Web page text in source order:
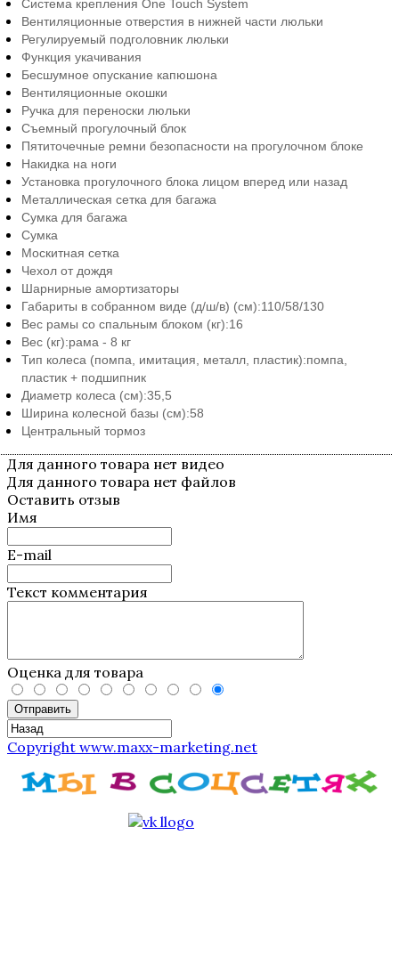
Система крепления One Touch System
Вентиляционные отверстия в нижней части люльки
Регулируемый подголовник люльки
Функция укачивания
Бесшумное опускание капюшона
Вентиляционные окошки
Ручка для переноски люльки
Съемный прогулочный блок
Пятиточечные ремни безопасности на прогулочном блоке
Накидка на ноги
Установка прогулочного блока лицом вперед или назад
Металлическая сетка для багажа
Сумка для багажа
Сумка
Москитная сетка
Чехол от дождя
Шарнирные амортизаторы
Габариты в собранном виде (д/ш/в) (см):110/58/130
Вес рамы со спальным блоком (кг):16
Вес (кг):рама - 8 кг
Тип колеса (помпа, имитация, металл, пластик):помпа,
пластик + подшипник
Диаметр колеса (см):35,5
Ширина колесной базы (см):58
Центральный тормоз
Для данного товара нет видео
Для данного товара нет файлов
Оставить отзыв
Имя
E-mail
Текст комментария
Оценка для товара
Отправить
Copyright www.maxx-marketing.net